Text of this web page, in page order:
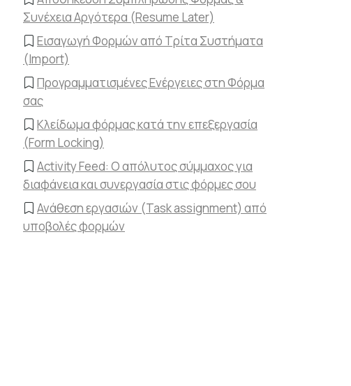
Συνέχεια Αργότερα (Resume Later)
Εισαγωγή Φορμών από Τρίτα Συστήματα
(Import)
Προγραμματισμένες Ενέργειες στη Φόρμα
σας
Κλείδωμα φόρμας κατά την επεξεργασία
(Form Locking)
Activity Feed: Ο απόλυτος σύμμαχος για
διαφάνεια και συνεργασία στις φόρμες σου
Ανάθεση εργασιών (Task assignment) από
υποβολές φορμών